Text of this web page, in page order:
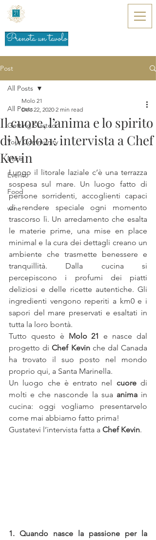
Prenota un tavolo
Post
All Posts
Getting Started
Your Community
Mare
Evento
Food
wine
All Posts
Il cuore, l’anima e lo spirito
di Molo21: intervista a Chef
Kevin
Molo 21
Dec 22, 2020 2 min read
Lungo il litorale laziale c’è una terrazza
sospesa sul mare. Un luogo fatto di
persone sorridenti, accoglienti capaci
di rendere speciale ogni momento
trascorso lì. Un arredamento che esalta
le materie prime, una mise en place
minimal e la cura dei dettagli creano un
ambiente che trasmette benessere e
tranquillità. Dalla cucina si
percepiscono i profumi dei piatti
deliziosi e delle ricette autentiche. Gli
ingredienti vengono reperiti a km0 e i
sapori del mare preservati e esaltati in
tutta la loro bontà.
Tutto questo è Molo 21
e nasce dal
progetto di Chef Kevin che dal Canada
ha trovato il suo posto nel mondo
proprio qui, a Santa Marinella.
Un luogo che è entrato nel cuore di
molti e che nasconde la sua anima in
cucina: oggi vogliamo presentarvelo
come mai abbiamo fatto prima!
Gustatevi l’intervista fatta a Chef Kevin.
1. Quando nasce la passione per la